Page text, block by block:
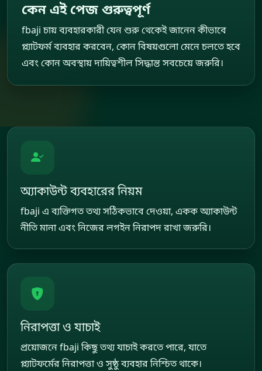
কেন এই পেজ গুরুত্বপূর্ণ
fbaji চায় ব্যবহারকারী যেন শুরু থেকেই জানেন কীভাবে
প্ল্যাটফর্ম ব্যবহার করবেন, কোন বিষয়গুলো মেনে চলতে হবে
এবং কোন অবস্থায় দায়িত্বশীল সিদ্ধান্ত সবচেয়ে জরুরি।
অ্যাকাউন্ট ব্যবহারের নিয়ম
fbaji এ ব্যক্তিগত তথ্য সঠিকভাবে দেওয়া, একক অ্যাকাউন্ট
নীতি মানা এবং নিজের লগইন নিরাপদ রাখা জরুরি।
নিরাপত্তা ও যাচাই
প্রয়োজনে fbaji কিছু তথ্য যাচাই করতে পারে, যাতে
প্ল্যাটফর্মের নিরাপত্তা ও সুষ্ঠু ব্যবহার নিশ্চিত থাকে।